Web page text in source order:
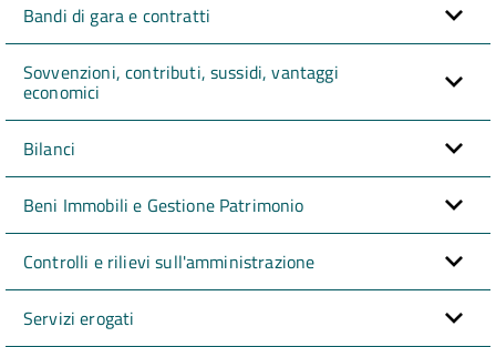
Bandi di gara e contratti
Sovvenzioni, contributi, sussidi, vantaggi
economici
Bilanci
Beni Immobili e Gestione Patrimonio
Controlli e rilievi sull'amministrazione
Servizi erogati